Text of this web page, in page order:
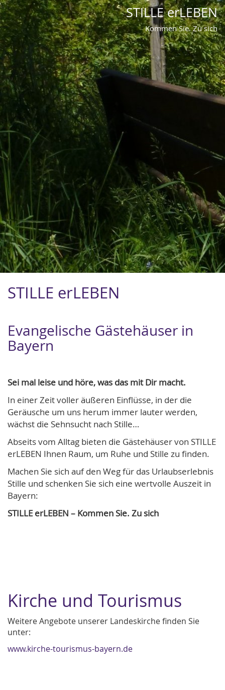
STILLE erLEBEN
Kommen Sie. Zu sich
STILLE erLEBEN
Evangelische Gästehäuser in
Bayern
Sei mal leise und höre, was das mit Dir macht.
In einer Zeit voller äußeren Einflüsse, in der die
Geräusche um uns herum immer lauter werden,
wächst die Sehnsucht nach Stille…
Abseits vom Alltag bieten die Gästehäuser von STILLE
erLEBEN Ihnen Raum, um Ruhe und Stille zu finden.
Machen Sie sich auf den Weg für das Urlaubserlebnis
Stille und schenken Sie sich eine wertvolle Auszeit in
Bayern:
STILLE erLEBEN – Kommen Sie. Zu sich
Kirche und Tourismus
Weitere Angebote unserer Landeskirche finden Sie
unter:
www.kirche-tourismus-bayern.de